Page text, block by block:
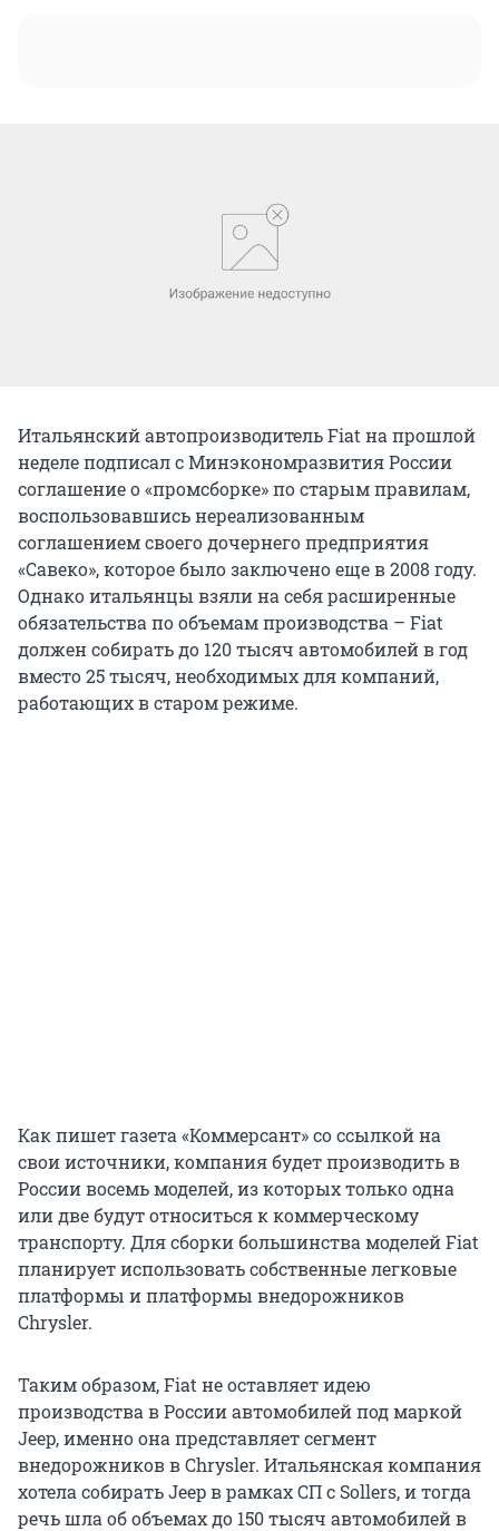
Итальянский автопроизводитель Fiat на прошлой
неделе подписал с Минэкономразвития России
соглашение о «промсборке» по старым правилам,
воспользовавшись нереализованным
соглашением своего дочернего предприятия
«Савеко», которое было заключено еще в 2008 году.
Однако итальянцы взяли на себя расширенные
обязательства по объемам производства – Fiat
должен собирать до 120 тысяч автомобилей в год
вместо 25 тысяч, необходимых для компаний,
работающих в старом режиме.
Как пишет газета «Коммерсант» со ссылкой на
свои источники, компания будет производить в
России восемь моделей, из которых только одна
или две будут относиться к коммерческому
транспорту. Для сборки большинства моделей Fiat
планирует использовать собственные легковые
платформы и платформы внедорожников
Chrysler.
Таким образом, Fiat не оставляет идею
производства в России автомобилей под маркой
Jeep, именно она представляет сегмент
внедорожников в Chrysler. Итальянская компания
хотела собирать Jeep в рамках СП с Sollers, и тогда
речь шла об объемах до 150 тысяч автомобилей в